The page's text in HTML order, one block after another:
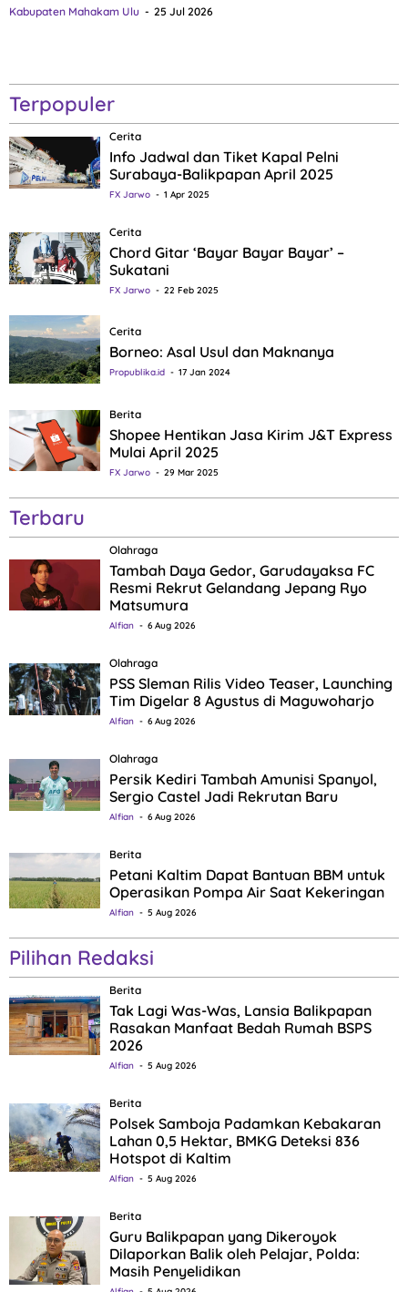
Kabupaten Mahakam Ulu 25 Jul 2026
Terpopuler
Cerita
Info Jadwal dan Tiket Kapal Pelni
Surabaya-Balikpapan April 2025
FX Jarwo 1 Apr 2025
Cerita
Chord Gitar ‘Bayar Bayar Bayar’ –
Sukatani
FX Jarwo 22 Feb 2025
Cerita
Borneo: Asal Usul dan Maknanya
Propublika.id 17 Jan 2024
Berita
Shopee Hentikan Jasa Kirim J&T Express
Mulai April 2025
FX Jarwo 29 Mar 2025
Terbaru
Olahraga
Tambah Daya Gedor, Garudayaksa FC
Resmi Rekrut Gelandang Jepang Ryo
Matsumura
Alfian 6 Aug 2026
Olahraga
PSS Sleman Rilis Video Teaser, Launching
Tim Digelar 8 Agustus di Maguwoharjo
Alfian 6 Aug 2026
Olahraga
Persik Kediri Tambah Amunisi Spanyol,
Sergio Castel Jadi Rekrutan Baru
Alfian 6 Aug 2026
Berita
Petani Kaltim Dapat Bantuan BBM untuk
Operasikan Pompa Air Saat Kekeringan
Alfian 5 Aug 2026
Pilihan Redaksi
Berita
Tak Lagi Was-Was, Lansia Balikpapan
Rasakan Manfaat Bedah Rumah BSPS
2026
Alfian 5 Aug 2026
Berita
Polsek Samboja Padamkan Kebakaran
Lahan 0,5 Hektar, BMKG Deteksi 836
Hotspot di Kaltim
Alfian 5 Aug 2026
Berita
Guru Balikpapan yang Dikeroyok
Dilaporkan Balik oleh Pelajar, Polda:
Masih Penyelidikan